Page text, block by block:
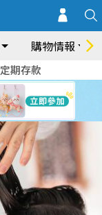
購物情報
定期存款